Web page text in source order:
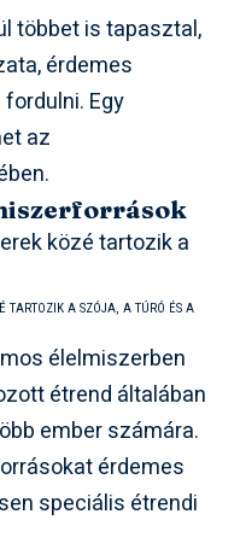
többet is tapasztal,
érdemes
Egy
az
TARTOZIK A SZÓJA, A TÚRÓ ÉS A
élelmiszerben
étrend általában
ember számára.
érdemes
speciális étrendi